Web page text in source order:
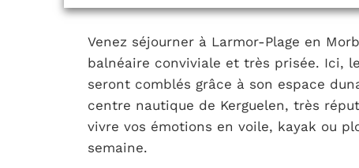
Venez séjourner à Larmor-Plage en
balnéaire conviviale et très prisée. Ici,
seront comblés grâce à son espace
centre nautique de Kerguelen, très
vivre vos émotions en voile, kayak ou
semaine.